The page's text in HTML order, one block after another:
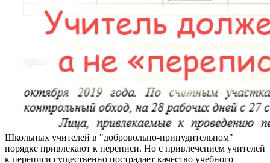
Школьных учителей в "добровольно-принудительном"
порядке привлекают к переписи. Но с привлечением учителей
к переписи существенно пострадает качество учебного